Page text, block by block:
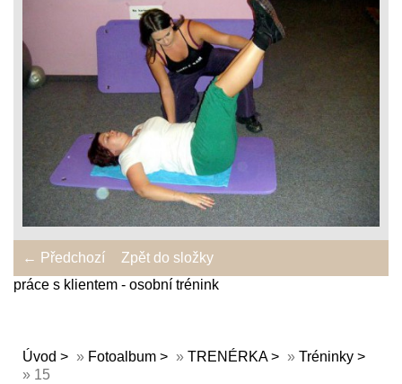
← Předchozí
Zpět do složky
práce s klientem - osobní trénink
Úvod » Fotoalbum » TRENÉRKA » Tréninky
» 15